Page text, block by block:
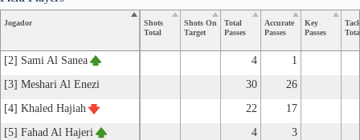
Jogador
Shots
Total
Shots On
Target
Total
Passes
Accurate
Passes
Key
Passes
[2] Sami Al Sanea 4
1
[3] Meshari Al Enezi
30
26
[4] Khaled Hajiah
22
17
[5] Fahad Al Hajeri
4
3